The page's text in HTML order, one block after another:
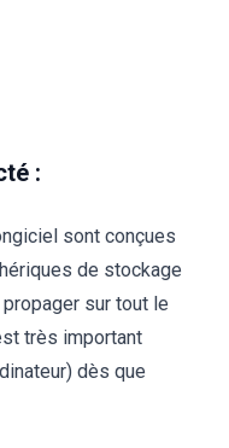
:
sont conçues
de stockage
sur tout le
très important
dès que